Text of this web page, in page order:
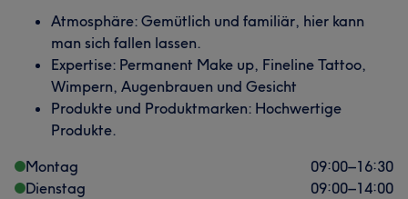
Atmosphäre: Gemütlich und familiär, hier kann
man sich fallen lassen.
Expertise: Permanent Make up, Fineline Tattoo,
Wimpern, Augenbrauen und Gesicht
Produkte und Produktmarken: Hochwertige
Produkte.
Montag
09:00–16:30
Dienstag
09:00–14:00